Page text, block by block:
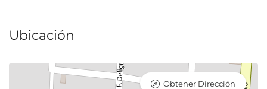
Ubicación
Obtener Dirección